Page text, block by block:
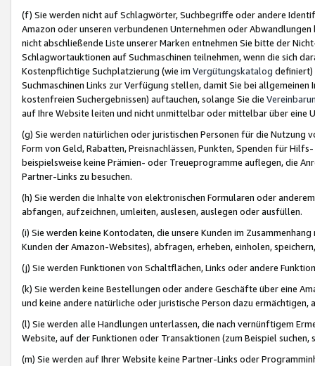
(f) Sie werden nicht auf Schlagwörter, Suchbegriffe oder andere
Amazon oder unseren verbundenen Unternehmen oder
nicht abschließende Liste unserer Marken entnehmen Sie bitte der
Schlagwortauktionen auf Suchmaschinen teilnehmen, wenn die sich
Kostenpflichtige Suchplatzierung (wie im Vergütungskatalog definiert)
Suchmaschinen Links zur Verfügung stellen, damit Sie bei
kostenfreien Suchergebnissen) auftauchen, solange Sie die
auf Ihre Website leiten und nicht unmittelbar oder mittelbar über eine
(g) Sie werden natürlichen oder juristischen Personen für die Nutzung
Form von Geld, Rabatten, Preisnachlässen, Punkten, Spenden für
beispielsweise keine Prämien- oder Treueprogramme auflegen, die
Partner-Links zu besuchen.
(h) Sie werden die Inhalte von elektronischen Formularen oder
abfangen, aufzeichnen, umleiten, auslesen, auslegen oder ausfüllen.
(i) Sie werden keine Kontodaten, die unsere Kunden im
Kunden der Amazon-Websites), abfragen, erheben, einholen,
(j) Sie werden Funktionen von Schaltflächen, Links oder andere
(k) Sie werden keine Bestellungen oder andere Geschäfte über eine
und keine andere natürliche oder juristische Person dazu
(l) Sie werden alle Handlungen unterlassen, die nach vernünftigem
Website, auf der Funktionen oder Transaktionen (zum Beispiel
(m) Sie werden auf Ihrer Website keine Partner-Links oder